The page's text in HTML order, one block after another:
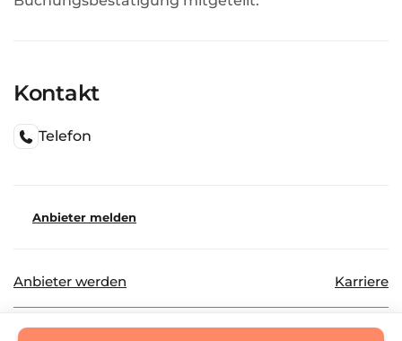
Kontakt
Telefon
Anbieter melden
Anbieter werden Karriere
Datenschutz